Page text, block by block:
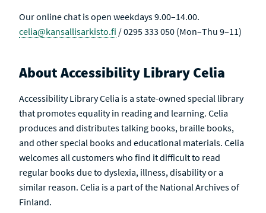
Our online chat is open weekdays 9.00–14.00.
celia@kansallisarkisto.fi / 0295 333 050 (Mon–Thu 9–11)
About Accessibility Library Celia
Accessibility Library Celia is a state-owned special library
that promotes equality in reading and learning. Celia
produces and distributes talking books, braille books,
and other special books and educational materials. Celia
welcomes all customers who find it difficult to read
regular books due to dyslexia, illness, disability or a
similar reason. Celia is a part of the National Archives of
Finland.